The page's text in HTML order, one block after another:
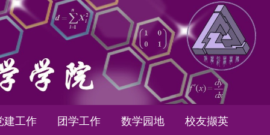
建工作 团学工作 数学园地 校友撷英